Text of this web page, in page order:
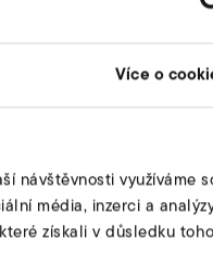
Více o
návštěvnosti využíváme
média, inzerci a
získali v důsledku
Axiální
přibližně
zjistit víc